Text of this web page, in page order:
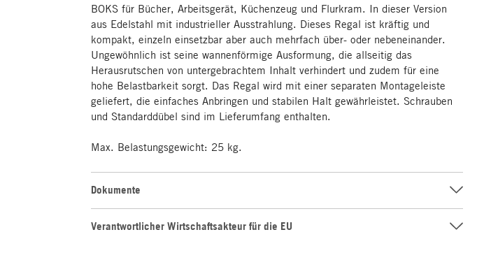
BOKS für Bücher, Arbeitsgerät, Küchenzeug und Flurkram. In dieser Version
aus Edelstahl mit industrieller Ausstrahlung. Dieses Regal ist kräftig und
kompakt, einzeln einsetzbar aber auch mehrfach über- oder nebeneinander.
Ungewöhnlich ist seine wannenförmige Ausformung, die allseitig das
Herausrutschen von untergebrachtem Inhalt verhindert und zudem für eine
hohe Belastbarkeit sorgt. Das Regal wird mit einer separaten Montageleiste
geliefert, die einfaches Anbringen und stabilen Halt gewährleistet. Schrauben
und Standarddübel sind im Lieferumfang enthalten.
Max. Belastungsgewicht: 25 kg.
Dokumente
Verantwortlicher Wirtschaftsakteur für die EU